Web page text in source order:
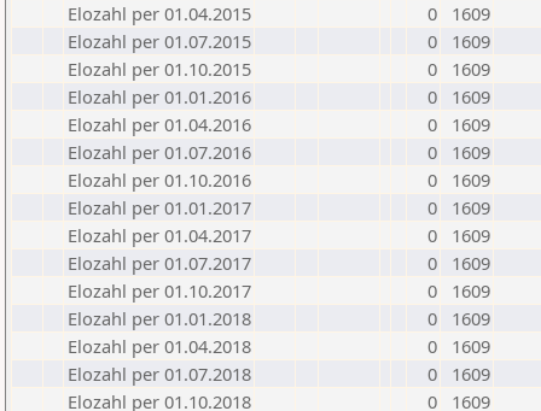
Elozahl per 01.04.2015
0
1609
Elozahl per 01.07.2015
0
1609
Elozahl per 01.10.2015
0
1609
Elozahl per 01.01.2016
0
1609
Elozahl per 01.04.2016
0
1609
Elozahl per 01.07.2016
0
1609
Elozahl per 01.10.2016
0
1609
Elozahl per 01.01.2017
0
1609
Elozahl per 01.04.2017
0
1609
Elozahl per 01.07.2017
0
1609
Elozahl per 01.10.2017
0
1609
Elozahl per 01.01.2018
0
1609
Elozahl per 01.04.2018
0
1609
Elozahl per 01.07.2018
0
1609
Elozahl per 01.10.2018
0
1609